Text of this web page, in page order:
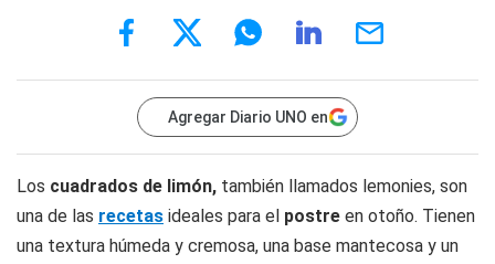
Agregar Diario UNO en
Los cuadrados de limón, también llamados lemonies, son
una de las recetas ideales para el postre en otoño. Tienen
una textura húmeda y cremosa, una base mantecosa y un